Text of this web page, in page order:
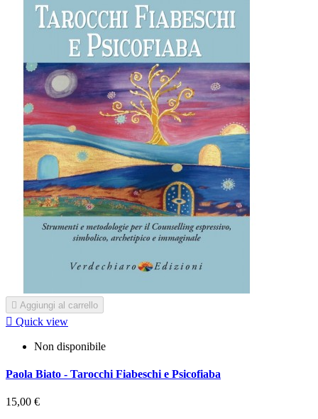
 Aggiungi al carrello
 Quick view
Non disponibile
Paola Biato - Tarocchi Fiabeschi e Psicofiaba
15,00 €